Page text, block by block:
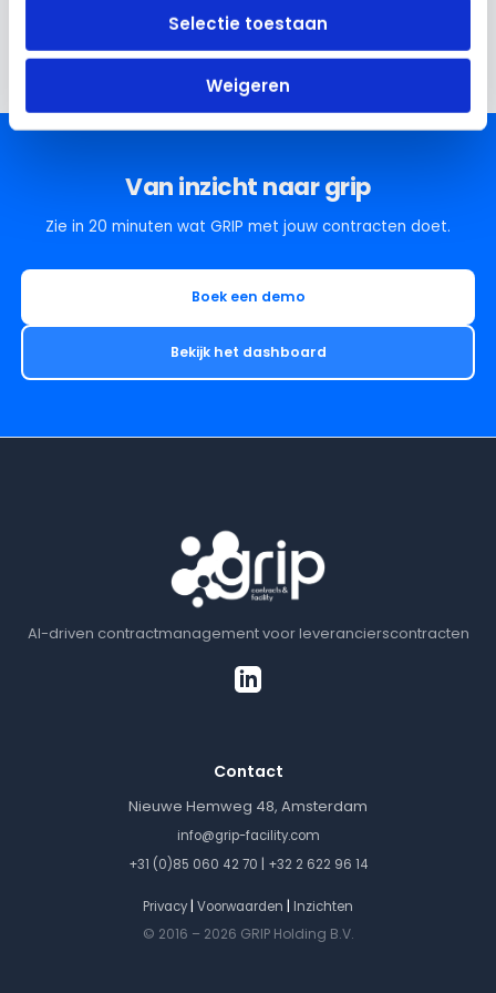
Selectie toestaan
Weigeren
Toon meer
Van inzicht naar grip
Zie in 20 minuten wat GRIP met jouw contracten doet.
Boek een demo
Bekijk het dashboard
AI-driven contractmanagement voor leverancierscontracten
Contact
Nieuwe Hemweg 48, Amsterdam
info@grip-facility.com
+31 (0)85 060 42 70 | +32 2 622 96 14
Privacy| Voorwaarden | Inzichten
© 2016 – 2026 GRIP Holding B.V.